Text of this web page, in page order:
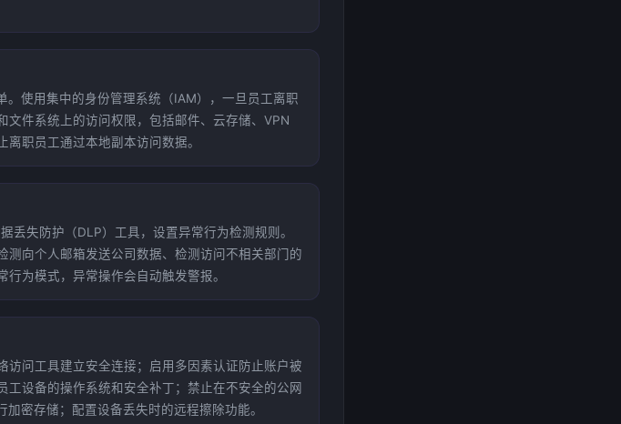
使用集中的身份管理系统（IAM），一旦员工离职
件系统上的访问权限，包括邮件、云存储、VPN
职员工通过本地副本访问数据。
丢失防护（DLP）工具，设置异常行为检测规则。
测向个人邮箱发送公司数据、检测访问不相关部门的
为模式，异常操作会自动触发警报。
访问工具建立安全连接；启用多因素认证防止账户被
工设备的操作系统和安全补丁；禁止在不安全的公网
密存储；配置设备丢失时的远程擦除功能。